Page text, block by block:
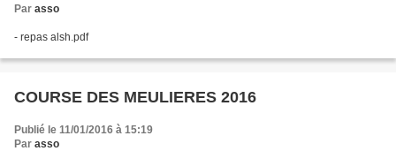
Par asso
- repas alsh.pdf
COURSE DES MEULIERES 2016
Publié le 11/01/2016 à 15:19
Par asso